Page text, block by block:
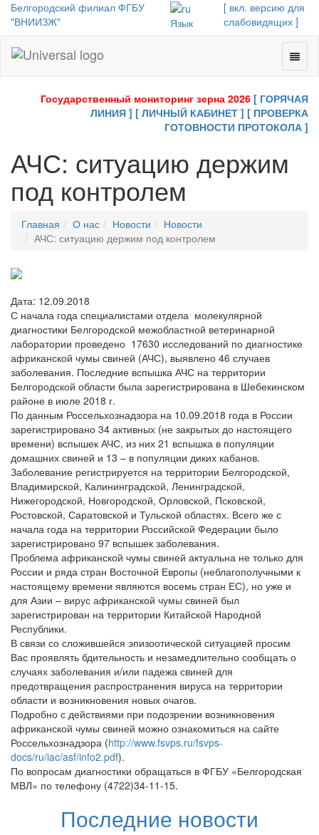
Белгородский филиал ФГБУ
"ВНИИЗЖ"
Язык
[ вкл. версию для
слабовидящих ]
-
Toggle
Государственный мониторинг зерна 2026 [ ГОРЯЧАЯ
ЛИНИЯ ] [ ЛИЧНЫЙ КАБИНЕТ ] [ ПРОВЕРКА
ГОТОВНОСТИ ПРОТОКОЛА ]
АЧС: ситуацию держим
под контролем
Главная О нас Новости
Новости
АЧС: ситуацию держим под контролем
Дата: 12.09.2018
С начала года специалистами отдела молекулярной
диагностики Белгородской межобластной ветеринарной
лаборатории проведено 17630 исследований по диагностике
африканской чумы свиней (АЧС), выявлено 46 случаев
заболевания. Последние вспышка АЧС на территории
Белгородской области была зарегистрирована в Шебекинском
районе в июле 2018 г.
По данным Россельхознадзора на 10.09.2018 года в России
зарегистрировано 34 активных (не закрытых до настоящего
времени) вспышек АЧС, из них 21 вспышка в популяции
домашних свиней и 13 – в популяции диких кабанов.
Заболевание регистрируется на территории Белгородской,
Владимирской, Калининградской, Ленинградской,
Нижегородской, Новгородской, Орловской, Псковской,
Ростовской, Саратовской и Тульской областях. Всего же с
начала года на территории Российской Федерации было
зарегистрировано 97 вспышек заболевания.
Проблема африканской чумы свиней актуальна не только для
России и ряда стран Восточной Европы (неблагополучными к
настоящему времени являются восемь стран ЕС), но уже и
для Азии – вирус африканской чумы свиней был
зарегистрирован на территории Китайской Народной
Республики.
В связи со сложившейся эпизоотической ситуацией просим
Вас проявлять бдительность и незамедлительно сообщать о
случаях заболевания и/или падежа свиней для
предотвращения распространения вируса на территории
области и возникновения новых очагов.
Подробно с действиями при подозрении возникновения
африканской чумы свиней можно ознакомиться на сайте
Россельхознадзора (http://www.fsvps.ru/fsvps-
docs/ru/iac/asf/info2.pdf).
По вопросам диагностики обращаться в ФГБУ «Белгородская
МВЛ» по телефону (4722)34-11-15.
Последние новости